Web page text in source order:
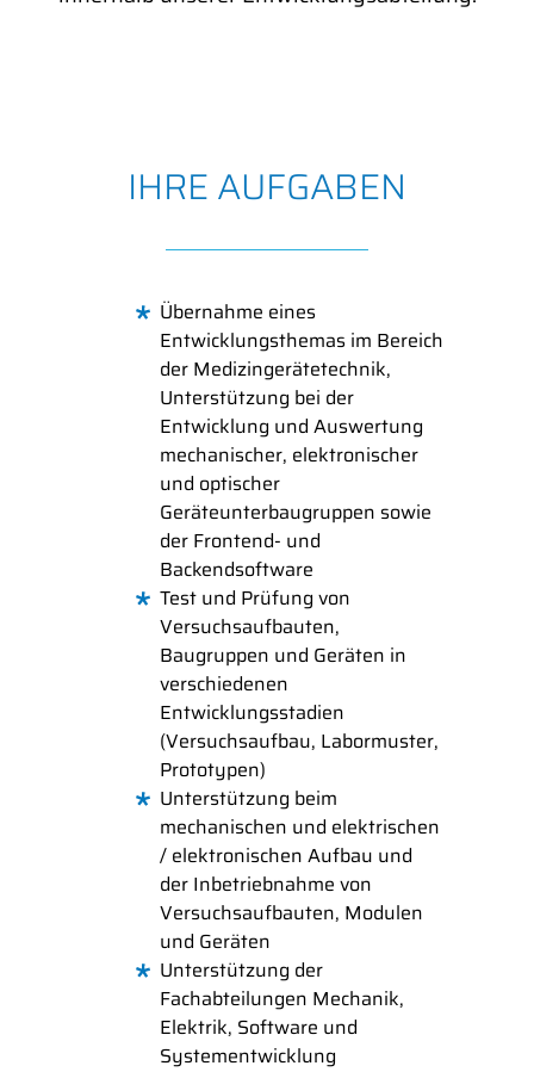
IHRE AUFGABEN
Übernahme eines
Entwicklungsthemas im Bereich
der Medizingerätetechnik,
Unterstützung bei der
Entwicklung und Auswertung
mechanischer, elektronischer
und optischer
Geräteunterbaugruppen sowie
der Frontend- und
Backendsoftware
Test und Prüfung von
Versuchsaufbauten,
Baugruppen und Geräten in
verschiedenen
Entwicklungsstadien
(Versuchsaufbau, Labormuster,
Prototypen)
Unterstützung beim
mechanischen und elektrischen
/ elektronischen Aufbau und
der Inbetriebnahme von
Versuchsaufbauten, Modulen
und Geräten
Unterstützung der
Fachabteilungen Mechanik,
Elektrik, Software und
Systementwicklung